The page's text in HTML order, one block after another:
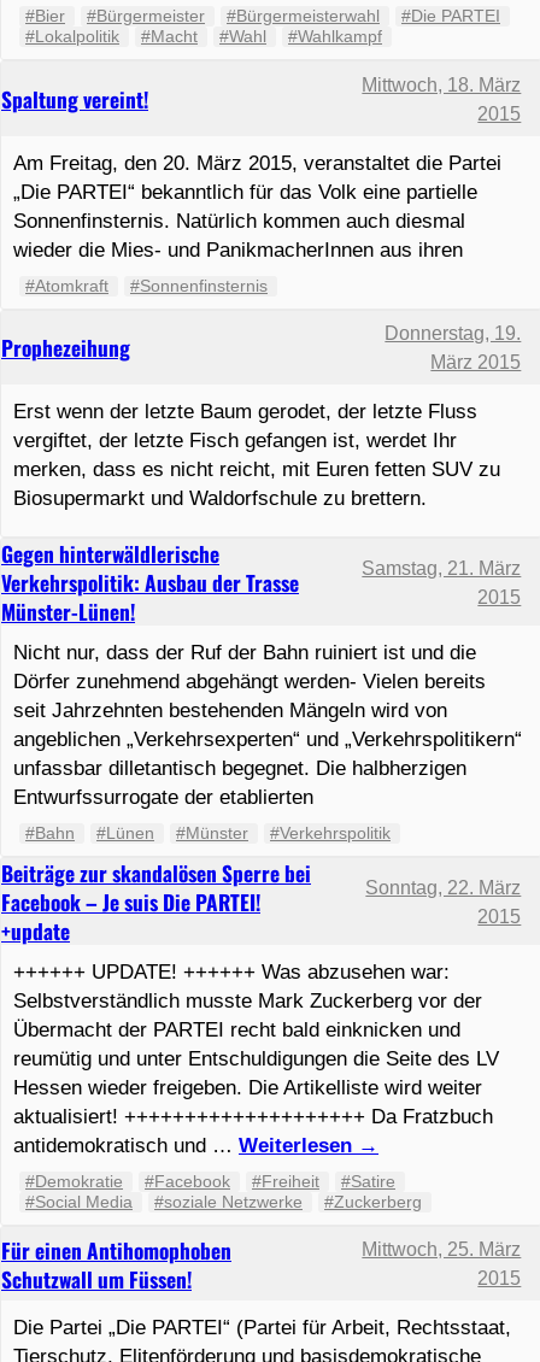
Für einen Antihomophoben
Schutzwall um Füssen!
Mittwoch, 25. März
2015
Die Partei „Die PARTEI“ (Partei für Arbeit, Rechtsstaat,
Tierschutz, Elitenförderung und basisdemokratische
Beiträge zur skandalösen Sperre bei
Facebook – Je suis Die PARTEI!
+update
Sonntag, 22. März
2015
++++++ UPDATE! ++++++ Was abzusehen war:
Selbstverständlich musste Mark Zuckerberg vor der
Übermacht der PARTEI recht bald einknicken und
reumütig und unter Entschuldigungen die Seite des LV
Hessen wieder freigeben. Die Artikelliste wird weiter
aktualisiert! ++++++++++++++++++++ Da Fratzbuch
antidemokratisch und … Weiterlesen →
#Demokratie #Facebook #Freiheit
#Satire
#Social Media
#soziale Netzwerke #Zuckerberg
Gegen hinterwäldlerische
Verkehrspolitik: Ausbau der Trasse
Münster-Lünen!
Samstag, 21. März
2015
Nicht nur, dass der Ruf der Bahn ruiniert ist und die
Dörfer zunehmend abgehängt werden- Vielen bereits
seit Jahrzehnten bestehenden Mängeln wird von
angeblichen „Verkehrsexperten“ und „Verkehrspolitikern“
unfassbar dilletantisch begegnet. Die halbherzigen
Entwurfssurrogate der etablierten
#Bahn #Lünen #Münster #Verkehrspolitik
Prophezeihung
Donnerstag, 19.
März 2015
Erst wenn der letzte Baum gerodet, der letzte Fluss
vergiftet, der letzte Fisch gefangen ist, werdet Ihr
merken, dass es nicht reicht, mit Euren fetten SUV zu
Biosupermarkt und Waldorfschule zu brettern.
Spaltung vereint!
Mittwoch, 18. März
2015
Am Freitag, den 20. März 2015, veranstaltet die Partei
„Die PARTEI“ bekanntlich für das Volk eine partielle
Sonnenfinsternis. Natürlich kommen auch diesmal
wieder die Mies- und PanikmacherInnen aus ihren
#Atomkraft #Sonnenfinsternis
#Bier #Bürgermeister #Bürgermeisterwahl
#Die PARTEI
#Lokalpolitik
#Macht #Wahl #Wahlkampf